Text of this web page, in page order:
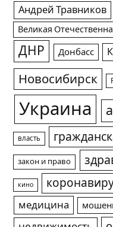
Андрей Травников
Великая
ДНР Донбасс
Новосибирск
Украина
власть
закон и право
кино
медицина